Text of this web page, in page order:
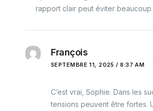
rapport clair peut éviter beaucoup
François
SEPTEMBRE 11, 2025 / 8:37 AM
C’est vrai, Sophie. Dans les
tensions peuvent être fortes.